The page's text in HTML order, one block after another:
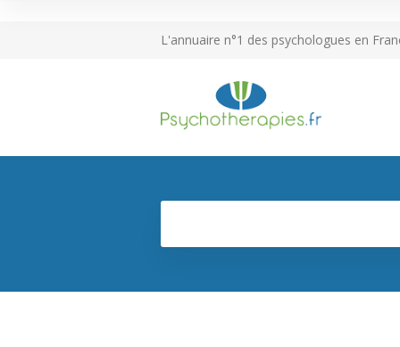
L'annuaire n°1 des psychologues en